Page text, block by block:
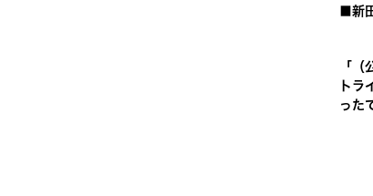
■新
「（
トラ
った